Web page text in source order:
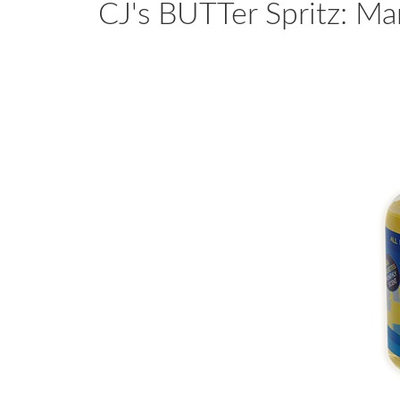
CJ's BUTTer Spritz: